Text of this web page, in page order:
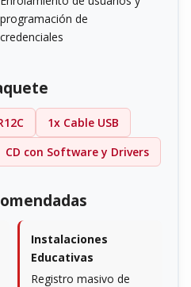
programación de
credenciales
1x Cable USB
CD con Software y Drivers
Instalaciones
Educativas
Registro masivo de